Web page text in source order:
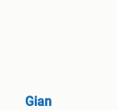
Gian